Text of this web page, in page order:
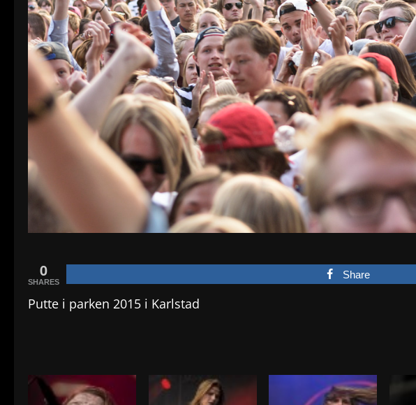
0
SHARES
Share
Putte i parken 2015 i Karlstad